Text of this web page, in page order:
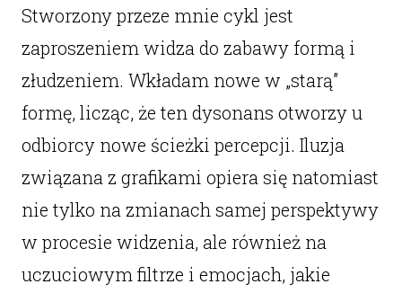
Stworzony przeze mnie cykl jest
zaproszeniem widza do zabawy formą i
złudzeniem. Wkładam nowe w „starą”
formę, licząc, że ten dysonans otworzy u
odbiorcy nowe ścieżki percepcji. Iluzja
związana z grafikami opiera się natomiast
nie tylko na zmianach samej perspektywy
w procesie widzenia, ale również na
uczuciowym filtrze i emocjach, jakie